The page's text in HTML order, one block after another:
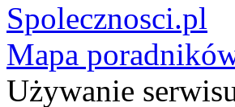
Spolecznosci.pl
Mapa
Używanie